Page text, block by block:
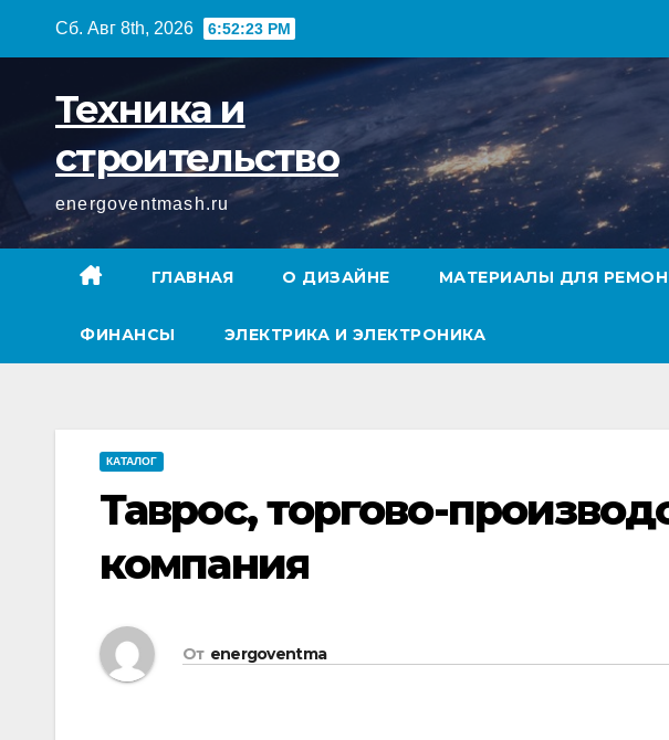
Сб. Авг 8th, 2026 6:52:24 PM
Техника и
строительство
energoventmash.ru
ГЛАВНАЯ О ДИЗАЙНЕ МАТЕРИАЛЫ ДЛЯ
ФИНАНСЫ ЭЛЕКТРИКА И ЭЛЕКТРОНИКА
КАТАЛОГ
Таврос, торгово-
компания
От energoventma